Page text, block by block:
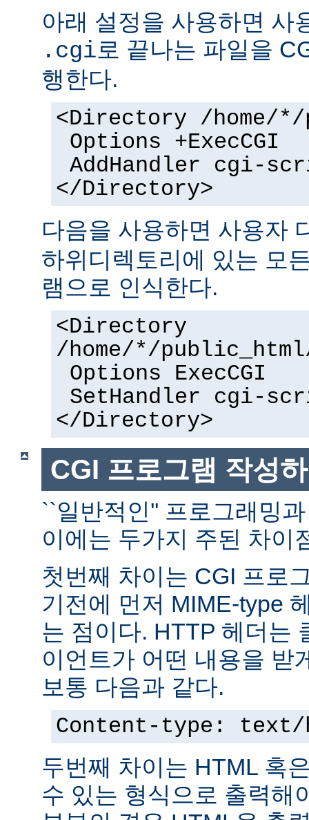
아래 설정을 사용하면 사
.cgi로 끝나는 파일을
행한다.
<Directory /home/
Options +ExecCGI
AddHandler cgi-
</Directory>
다음을 사용하면 사용자
하위디렉토리에 있는 모
램으로 인식한다.
<Directory
/home/*/
Options ExecCGI
SetHandler cgi-
</Directory>
CGI 프로그램 작성
``일반적인'' 프로그래밍
이에는 두가지 주된 차이
첫번째 차이는 CGI 프로
기전에 먼저 MIME-type
는 점이다. HTTP 헤더는
이언트가 어떤 내용을 받
보통 다음과 같다.
Content-type: text/
두번째 차이는 HTML 혹
수 있는 형식으로 출력해